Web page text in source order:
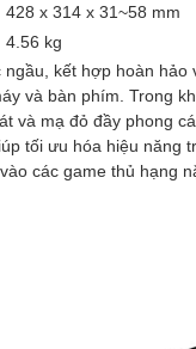
428 x 314 x 31~58 mm
4.56 kg
kết hợp hoàn
và bàn phím. Trong
và mạ đỏ đầy phong
tối ưu hóa hiệu năng
các game thủ hạng